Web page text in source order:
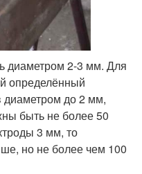
диаметром 2-3 мм. Для
определённый
диаметром до 2 мм,
быть не более 50
3 мм, то
но не более чем 100